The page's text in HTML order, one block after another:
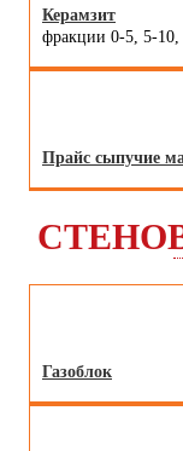
Керамзит
фракции 0-5, 5-10,
Прайс сыпучие
Газоблок